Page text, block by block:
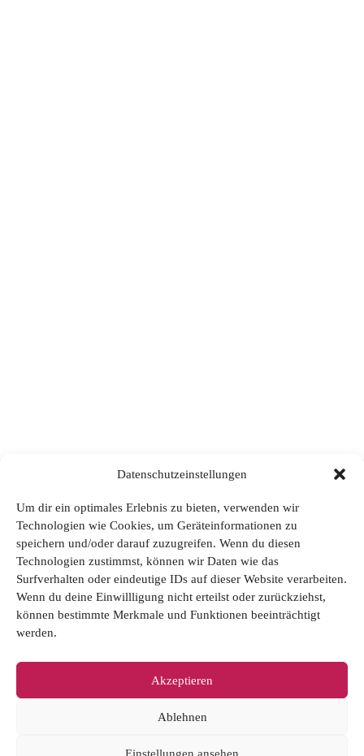
Datenschutzeinstellungen
Um dir ein optimales Erlebnis zu bieten, verwenden wir
Technologien wie Cookies, um Geräteinformationen zu
speichern und/oder darauf zuzugreifen. Wenn du diesen
Technologien zustimmst, können wir Daten wie das
Surfverhalten oder eindeutige IDs auf dieser Website verarbeiten.
Wenn du deine Einwillligung nicht erteilst oder zurückziehst,
können bestimmte Merkmale und Funktionen beeinträchtigt
werden.
Akzeptieren
Ablehnen
Einstellungen ansehen